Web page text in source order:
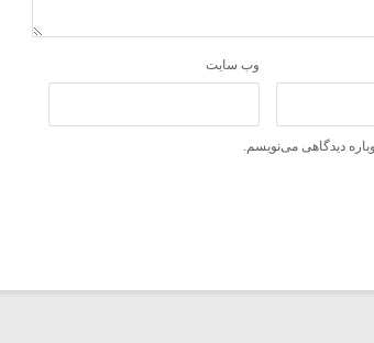
وب‌ سایت
دیدگاهی می‌نویسم.